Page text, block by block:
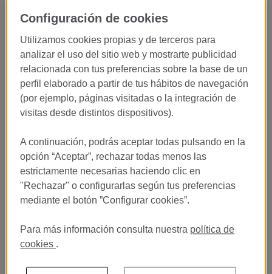
Vive la excelencia del servicio en
uno de los mejores restaurantes
gastronómicos del mundo
En elRestaurante Lasarte, galardonado con 3 Estrellas
Michelin
y dirigido por Martín Berasategui
, buscamos
estudiantes apasionados por la hospitalidad y la gastronomía
para incorporarse en prácticas al equipo de sala.
Si sueñas con desarrollar tu carrera en la restauración de lujo y
aprender cómo se crea una experiencia gastronómica de nivel
internacional, esta es una oportunidad única para crecer junto a
grandes profesionales del sector.
gastronómico de excelencia
Configuración de cookies
Utilizamos cookies propias y de terceros para
analizar el uso del sitio web y mostrarte publicidad
relacionada con tus preferencias sobre la base de un
perfil elaborado a partir de tus hábitos de navegación
(por ejemplo, páginas visitadas o la integración de
visitas desde distintos dispositivos).
A continuación, podrás aceptar todas pulsando en la
opción “Aceptar”, rechazar todas menos las
estrictamente necesarias haciendo clic en
"Rechazar" o configurarlas según tus preferencias
mediante el botón ”Configurar cookies”.
Para más información consulta nuestra política de
cookies .